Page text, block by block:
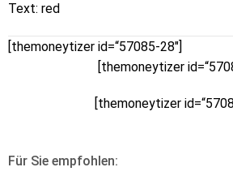
Text: red
[themoneytizer id=“57085-28″]
[themoneytizer
[themoneytizer
Für Sie empfohlen: